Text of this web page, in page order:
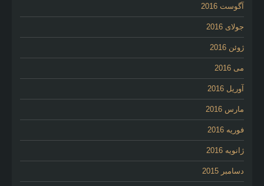
آگوست 2016
جولای 2016
ژوئن 2016
می 2016
آوریل 2016
مارس 2016
فوریه 2016
ژانویه 2016
دسامبر 2015